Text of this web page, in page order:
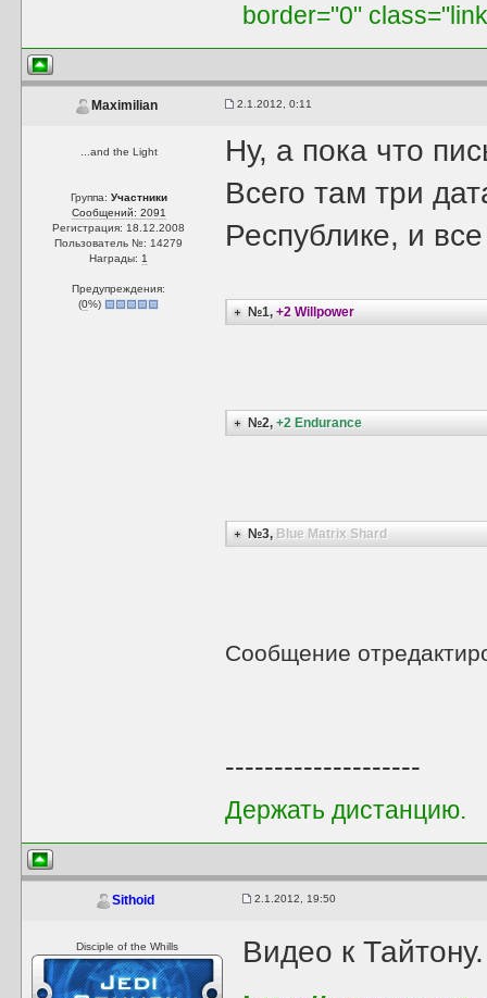
border="0"
Maximilian 2.1.2012, 0:11
...and the Light
Группа: Участники
Сообщений: 2091
Регистрация: 18.12.2008
Пользователь №: 14279
Награды: 1
Предупреждения:
(0%)
Ну, а пока что
Всего там три
Республике, и
№1, +2 Willpower
№2,+2 Endurance
№3, Blue Matrix Shard
Сообщение
--------------------
Держать дистанцию.
Sithoid 2.1.2012, 19:50
Disciple of the Whills
Видео к